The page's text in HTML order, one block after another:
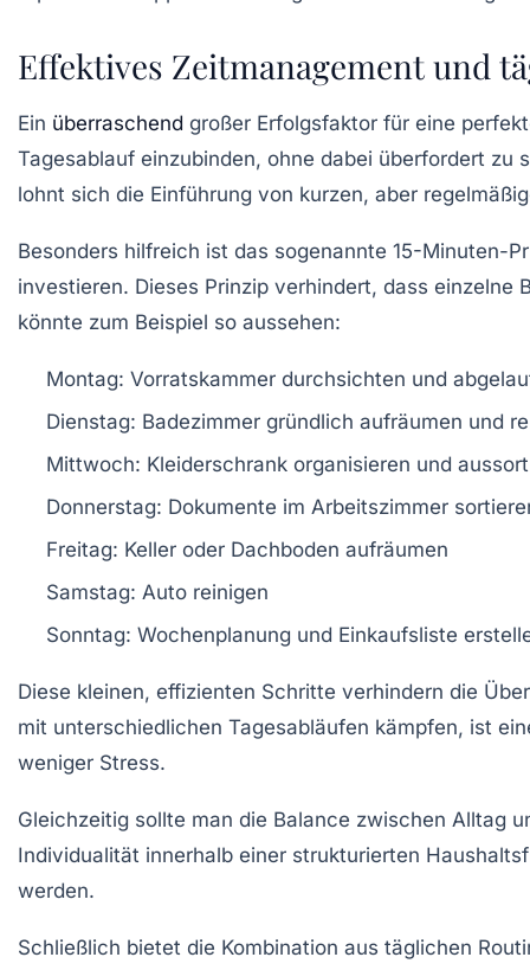
Effektives Zeitmanagement und
Ein überraschend großer Erfolgsfaktor für eine
Tagesablauf einzubinden, ohne dabei überfordert
lohnt sich die Einführung von kurzen, aber
Besonders hilfreich ist das sogenannte 15-Minuten-
investieren. Dieses Prinzip verhindert, dass
könnte zum Beispiel so aussehen:
Montag: Vorratskammer durchsichten und
Dienstag: Badezimmer gründlich aufräumen und
Mittwoch: Kleiderschrank organisieren und
Donnerstag: Dokumente im Arbeitszimmer
Freitag: Keller oder Dachboden aufräumen
Samstag: Auto reinigen
Sonntag: Wochenplanung und Einkaufsliste
Diese kleinen, effizienten Schritte verhindern die
mit unterschiedlichen Tagesabläufen kämpfen, ist
weniger Stress.
Gleichzeitig sollte man die Balance zwischen Alltag
Individualität innerhalb einer strukturierten
werden.
Schließlich bietet die Kombination aus täglichen